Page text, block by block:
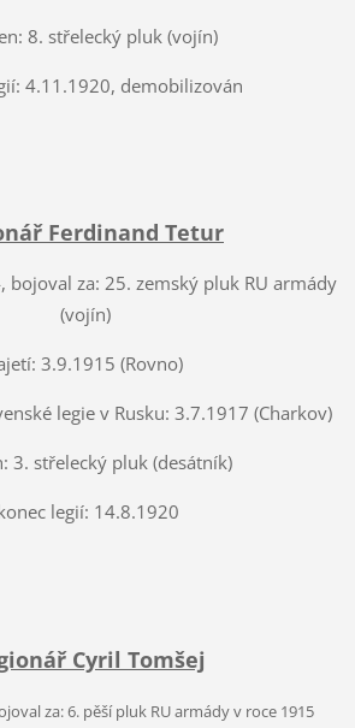
8. střelecký pluk (vojín)
4.11.1920, demobilizován
Ferdinand Tetur
bojoval za: 25. zemský pluk RU armády
(vojín)
3.9.1915 (Rovno)
legie v Rusku: 3.7.1917 (Charkov)
3. střelecký pluk (desátník)
legií: 14.8.1920
Cyril Tomšej
za: 6. pěší pluk RU armády v roce 1915